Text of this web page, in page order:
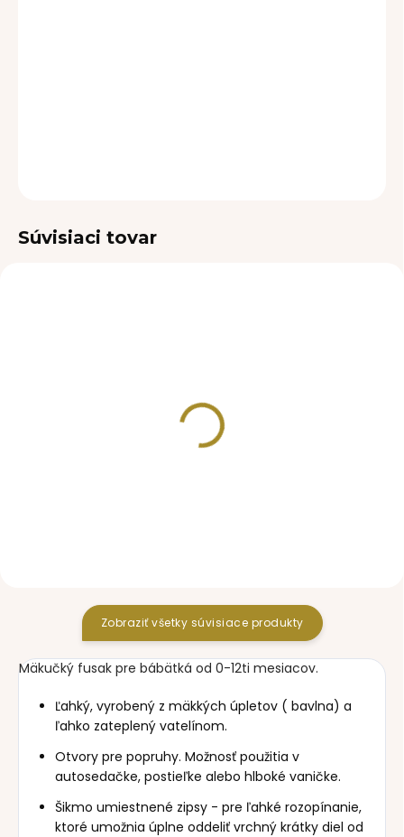
Súvisiaci tovar
Zobraziť všetky súvisiace produkty
Mäkučký fusak pre bábätká od 0-12ti mesiacov.
Ľahký, vyrobený z mäkkých úpletov ( bavlna) a
ľahko zateplený vatelínom.
Otvory pre popruhy. Možnosť použitia v
autosedačke, postieľke alebo hlboké vaničke.
Šikmo umiestnené zipsy - pre ľahké rozopínanie,
ktoré umožnia úplne oddeliť vrchný krátky diel od